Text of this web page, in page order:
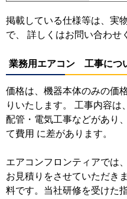
掲載している仕様等は、実
で、 詳しくはお問い合わせ
業務用エアコン 工事につ
価格は、機器本体のみの価
りいたします。 工事内容は
配管・電気工事などがあり
て費用 に差があります。
エアコンフロンティアでは
お見積りをさせていただき
料です。当社研修を受けた